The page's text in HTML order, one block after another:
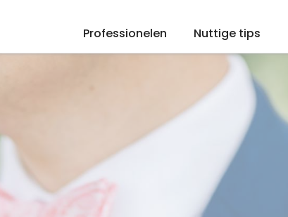
Professionelen Nuttige tips